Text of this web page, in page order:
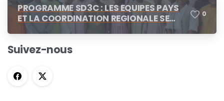
PROGRAMME SD3C : LES EQUIPES PAYS
ET LA COORDINATION REGIONALE SE
CONCERTENT A N’DJAMENA
0
Suivez-nous